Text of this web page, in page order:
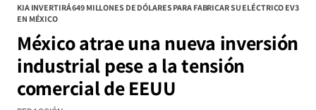
KIA INVERTIRÁ 649 MILLONES DE DÓLARES PARA FABRICAR SU ELÉCTRICO EV3
EN MÉXICO
México atrae una nueva inversión
industrial pese a la tensión
comercial de EEUU